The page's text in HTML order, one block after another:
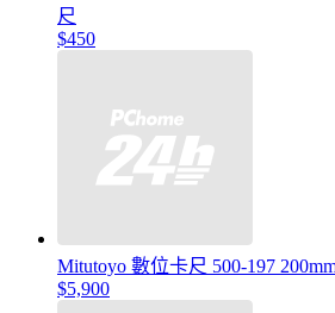
尺
$450
Mitutoyo 數位卡尺 500-197
$5,900